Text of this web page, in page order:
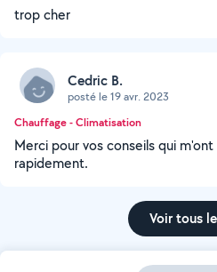
trop cher
Cedric B.
posté le 19 avr. 2023
Chauffage - Climatisation
Merci pour vos conseils qui
rapidement.
Voir tous